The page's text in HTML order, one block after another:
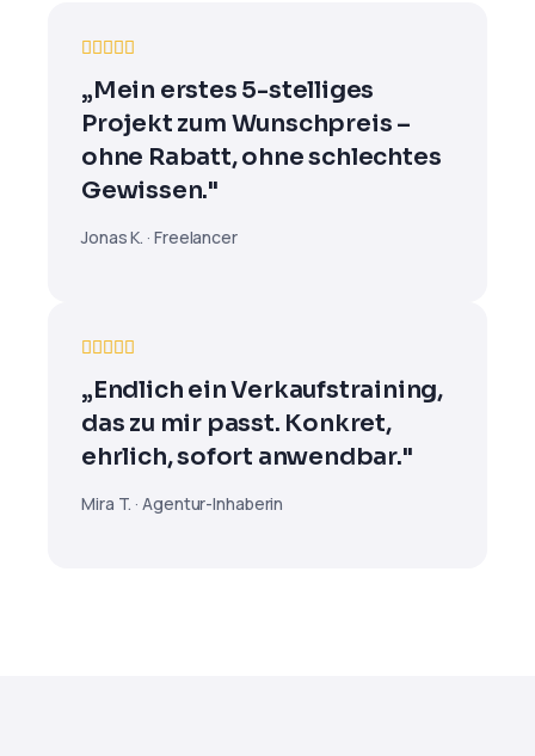
    
„Mein erstes 5-stelliges
Projekt zum Wunschpreis –
ohne Rabatt, ohne schlechtes
Gewissen."
Jonas K. · Freelancer
    
„Endlich ein Verkaufstraining,
das zu mir passt. Konkret,
ehrlich, sofort anwendbar."
Mira T. · Agentur-Inhaberin